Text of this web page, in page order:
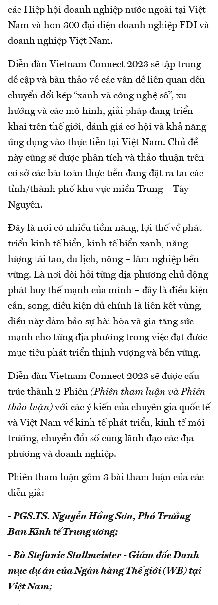
các Hiệp hội doanh nghiệp nước ngoài tại Việt
Nam và hơn 300 đại diện doanh nghiệp FDI và
doanh nghiệp Việt Nam.
Diễn đàn Vietnam Connect 2023 sẽ tập trung
đề cập và bàn thảo về các vấn đề liên quan đến
chuyển đổi kép “xanh và công nghệ số”, xu
hướng và các mô hình, giải pháp đang triển
khai trên thế giới, đánh giá cơ hội và khả năng
ứng dụng vào thực tiễn tại Việt Nam. Chủ đề
này cũng sẽ được phân tích và thảo thuận trên
cơ sở các bài toán thực tiễn đang đặt ra tại các
tỉnh/thành phố khu vực miền Trung – Tây
Nguyên.
Đây là nơi có nhiều tiềm năng, lợi thế về phát
triển kinh tế biển, kinh tế biển xanh, năng
lượng tái tạo, du lịch, nông – lâm nghiệp bền
vững. Là nơi đòi hỏi từng địa phương chủ động
phát huy thế mạnh của mình – đây là điều kiện
cần, song, điều kiện đủ chính là liên kết vùng,
điều này đảm bảo sự hài hòa và gia tăng sức
mạnh cho từng địa phương trong việc đạt được
mục tiêu phát triển thịnh vượng và bền vững.
Diễn đàn Vietnam Connect 2023 sẽ được cấu
trúc thành 2 Phiên (Phiên tham luận và Phiên
thảo luận) với các ý kiến của chuyên gia quốc tế
và Việt Nam về kinh tế phát triển, kinh tế môi
trường, chuyển đổi số cùng lãnh đạo các địa
phương và doanh nghiệp.
Phiên tham luận gồm 3 bài tham luận của các
diễn giả:
- PGS.TS. Nguyễn Hồng Sơn, Phó Trưởng
Ban Kinh tế Trung ương;
- Bà Stefanie Stallmeister - Giám đốc Danh
mục dự án của Ngân hàng Thế giới (WB) tại
Việt Nam;